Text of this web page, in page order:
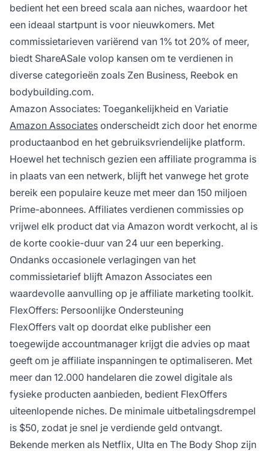
bedient het een breed scala aan niches, waardoor het
een ideaal startpunt is voor nieuwkomers. Met
commissietarieven variërend van 1% tot 20% of meer,
biedt ShareASale volop kansen om te verdienen in
diverse categorieën zoals Zen Business, Reebok en
bodybuilding.com.
Amazon Associates: Toegankelijkheid en Variatie
Amazon Associates onderscheidt zich door het enorme
productaanbod en het gebruiksvriendelijke platform.
Hoewel het technisch gezien een affiliate programma is
in plaats van een netwerk, blijft het vanwege het grote
bereik een populaire keuze met meer dan 150 miljoen
Prime-abonnees. Affiliates verdienen commissies op
vrijwel elk product dat via Amazon wordt verkocht, al is
de korte cookie-duur van 24 uur een beperking.
Ondanks occasionele verlagingen van het
commissietarief blijft Amazon Associates een
waardevolle aanvulling op je affiliate marketing toolkit.
FlexOffers: Persoonlijke Ondersteuning
FlexOffers valt op doordat elke publisher een
toegewijde accountmanager krijgt die advies op maat
geeft om je affiliate inspanningen te optimaliseren. Met
meer dan 12.000 handelaren die zowel digitale als
fysieke producten aanbieden, bedient FlexOffers
uiteenlopende niches. De minimale uitbetalingsdrempel
is $50, zodat je snel je verdiende geld ontvangt.
Bekende merken als Netflix, Ulta en The Body Shop zijn